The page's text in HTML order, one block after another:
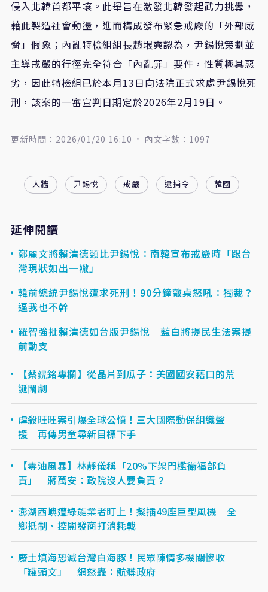
侵入北韓首都平壤。此舉旨在激發北韓發起武力挑釁，
藉此製造社會動盪，進而構成發布緊急戒嚴的「外部威
脅」假象；內亂特檢組組長趙垠奭認為，尹錫悅策劃並
主導戒嚴的行徑完全符合「內亂罪」要件，性質極其惡
劣，因此特檢組已於本月13日向法院正式求處尹錫悅死
刑，該案的一審宣判日期定於2026年2月19日。
更新時間：2026/01/20 16:10 內文字數：1097
人牆 尹錫悅 戒嚴 逮捕令 韓國
延伸閱讀
鄭麗文將賴清德類比尹錫悅：南韓宣布戒嚴時「跟台
灣現狀如出一轍」
韓前總統尹錫悅遭求死刑！90分鐘敲桌怒吼：獨裁？
逼我也不幹
羅智強批賴清德如台版尹錫悅 藍白將提民生法案提
前動支
【蔡鎤銘專欄】從晶片到瓜子：美國國安藉口的荒
誕鬧劇
虐殺旺旺案引爆全球公憤！三大國際動保組織聲
援 再傳男童尋新目標下手
【毒油風暴】林靜儀稱「20%下架門檻衛福部負
責」 蔣萬安：政院沒人要負責？
澎湖西嶼遭綠能業者盯上！擬插49座巨型風機 全
鄉抵制、控開發商打消耗戰
廢土填海恐滅台灣白海豚！民眾陳情多機關慘收
「罐頭文」 網怒轟：骯髒政府